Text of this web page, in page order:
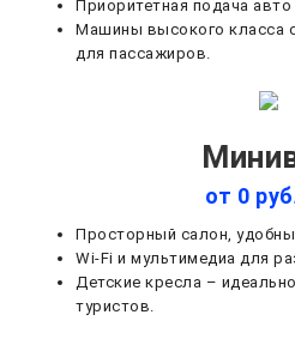
Приоритетная подача авто
Машины высокого класса
для пассажиров.
от 0
Просторный салон,
Wi-Fi и мультимедиа для
Детские кресла –
туристов.